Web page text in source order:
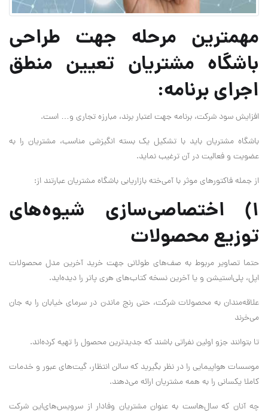
مهمترین مرحله جهت طراحی
باشگاه مشتریان تعیین منطق
اجرای برنامه‌:
افزایش سود شرکت‌، برنامه جهت اعتبار برند‌، مبارزه تجاری و‌… است.
باشگاه مشتریان باید با تشکیل یک بسته انگیزشی مناسب‌، مشتریان را به
عضویت و فعالیت در آن ترغیب نماید.
از جمله فاکتورهای موثر با آمی‌‌‌‌خته بازاریابی باشگاه مشتریان عبارتند از:
۱) اختصاصی‌سازی شیوه‌های
توزیع محصولات
حتما تصاویر مربوط به صف‌های طولانی جهت خرید آخرین مدل محصولات
اپل، پلی‌استیشن و یا آخرین نسخه کتاب‌های هری پاتر را دیده‌اید.
علاقه‌مندان به محصولات شرکت، حتی رنج ماندن در سرمای خیابان را به جان
می‌خرند
تا بتوانند جزو اولین نفراتی باشند که جدیدترین محصول را تهیه کرده‌اند.
موسسات هواپیمایی را در نظر بگیرید که سالن انتظار، گیت‌های عبور و خدمات
کاملا یکسانی را به همه مشتریان ارائه می‌‌دهند.
چه آنان که سال‌هاست به عنوان مشتریان وفادار از سرویس‌های‌این شرکت